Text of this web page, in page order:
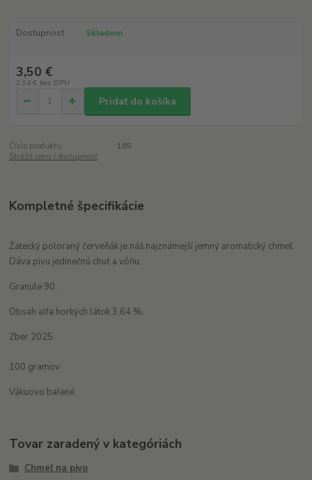
Dostupnosť Skladom
3,50 €
2,94 € bez DPH
Pridať do košíka
Číslo produktu:
105
Strážiť cenu / dostupnosť
Kompletné špecifikácie
Žatecký poloraný červeňák je náš najznámejší jemný aromatický chmeľ.
Dáva pivu jedinečnú chuť a vôňu.
Granule 90.
Obsah alfa horkých látok 3,64 %.
Zber 2025.
100 gramov
Vákuovo balené.
Tovar zaradený v kategóriách
Chmeľ na pivo